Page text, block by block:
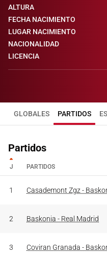
ALTURA
FECHA NACIMIENTO
LUGAR NACIMIENTO
NACIONALIDAD
LICENCIA
GLOBALES PARTIDOS
Partidos
J PARTIDOS
1 Casademont Zgz -
2 Baskonia - Real Madrid
3 Coviran Granada -